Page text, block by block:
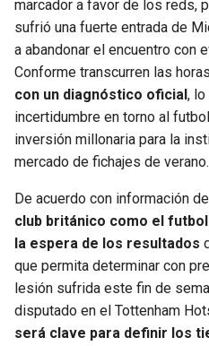
VIKINGS
FALCONS
PANTHERS
SAINTS
BUCCANEERS
THUNDER
TRAIL BLAZERS
JAZZ
marcador a favor de los reds,
sufrió una fuerte entrada de
a abandonar el encuentro con
Conforme transcurren las
con un diagnóstico oficial , lo
incertidumbre en torno al
inversión millonaria para la
mercado de fichajes de verano.
De acuerdo con información de
club británico como el
la espera de los resultados
que permita determinar con
lesión sufrida este fin de
disputado en el Tottenham
será clave para definir los